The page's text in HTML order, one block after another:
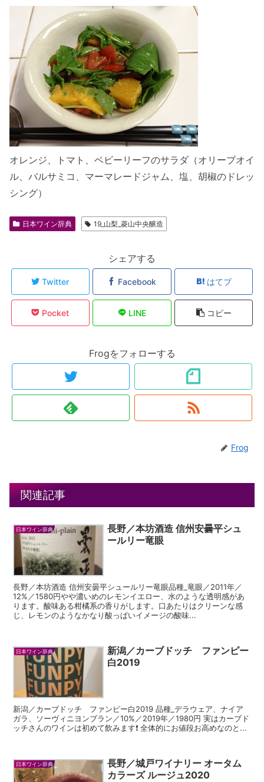
オレンジ、トマト、ベビーリーフのサラダ（オリーブオイ
ル、バルサミコ、マーマレードジャム、塩、胡椒のドレッ
シング）
日本ワイン辞典 19_山梨_菱山中央醸造
シェアする
Twitter Facebook はてブ
Pocket LINE コピー
Frogをフォローする
Frog
関連記事
日本ワイン辞典
長野／本坊酒造 信州安曇平シュ
ールリー竜眼
長野／本坊酒造 信州安曇平シュールリー竜眼品種_竜眼／2011年／
12%／1580円やや濃いめのレモンイエロー、水のような透明感があ
ります。酸味ある柑橘系の香りがします。口あたりはクリーンな感
じ、レモンのようなかなり酸っぱいイメージの酸味...
日本ワイン辞典
新潟／カーブドッチ ファンピー
白2019
新潟／カーブドッチ ファンピー白2019 品種_デラウェア、ナイア
ガラ、ソーヴィニヨンブラン／10%／2019年／1980円 実はカーブド
ッチさんのワインは初めて飲みます❗️ 全体的にお値段お高めなのと...
日本ワイン辞典
長野／城戸ワイナリー オータム
カラーズ ルージュ2020